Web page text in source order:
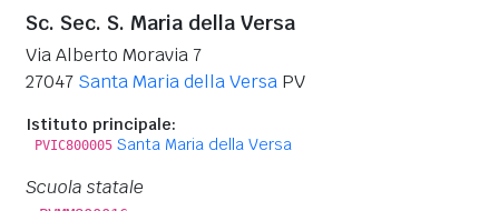
Sc. Sec. S. Maria della Versa
Via Alberto Moravia 7
27047 Santa Maria della Versa PV
Istituto principale:
PVIC800005 Santa Maria della Versa
Scuola statale